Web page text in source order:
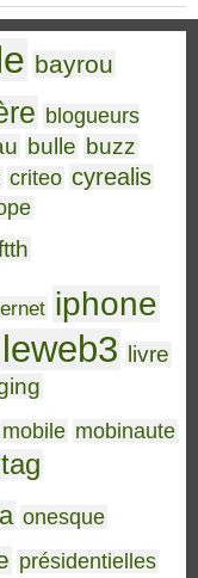
bayrou
blogueurs
bulle buzz
criteo cyrealis
iphone
leweb3 livre
mobile mobinaute
onesque
présidentielles